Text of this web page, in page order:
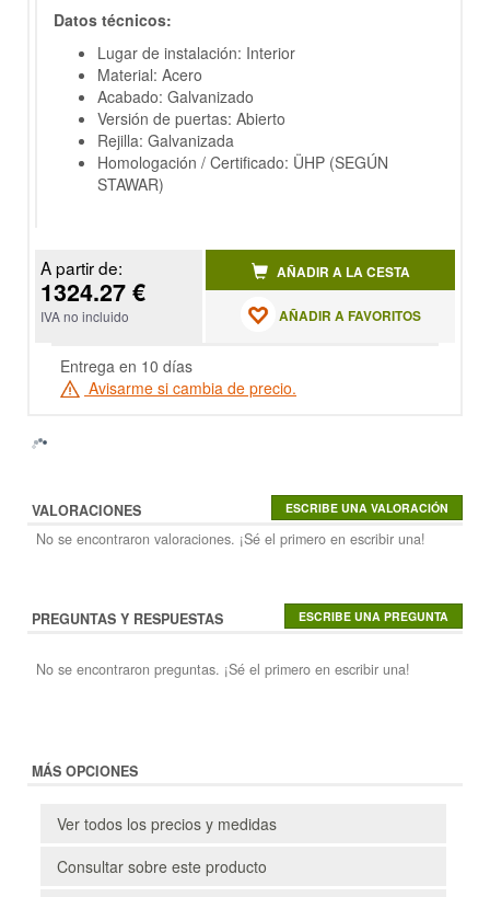
Datos técnicos:
Lugar de instalación: Interior
Material: Acero
Acabado: Galvanizado
Versión de puertas: Abierto
Rejilla: Galvanizada
Homologación / Certificado: ÜHP (SEGÚN
STAWAR)
A partir de:
1324.27 €
IVA no incluido
AÑADIR A LA CESTA
AÑADIR A FAVORITOS
Entrega en 10 días
Avisarme si cambia de precio.
VALORACIONES
No se encontraron valoraciones. ¡Sé el primero en escribir una!
PREGUNTAS Y RESPUESTAS
No se encontraron preguntas. ¡Sé el primero en escribir una!
MÁS OPCIONES
Ver todos los precios y medidas
Consultar sobre este producto